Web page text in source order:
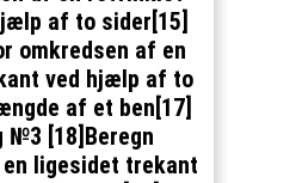
af to sider[15]
omkredsen af en
ved hjælp af to
af et ben[17]
№3 [18]Beregn
ligesidet trekant